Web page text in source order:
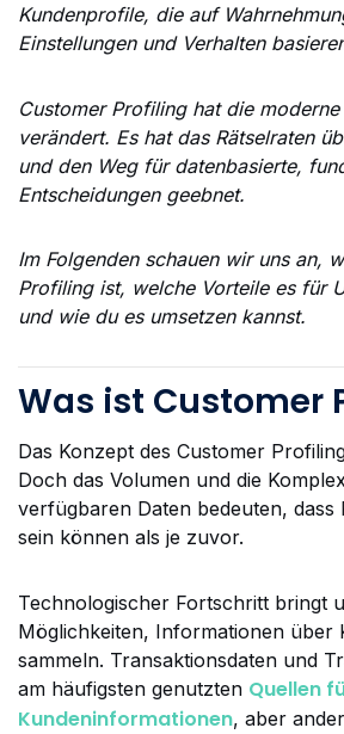
Kundenprofile, die auf
Einstellungen und Verhalten
Customer Profiling hat die
verändert. Es hat das Rätselraten
und den Weg für datenbasierte,
Entscheidungen geebnet.
Im Folgenden schauen wir uns an,
Profiling ist, welche Vorteile es für
und wie du es umsetzen kannst.
Was ist Customer
Das Konzept des Customer
Doch das Volumen und die
verfügbaren Daten bedeuten, dass
sein können als je zuvor.
Technologischer Fortschritt bringt
Möglichkeiten, Informationen über
sammeln. Transaktionsdaten und
am häufigsten genutzten Quellen
Kundeninformationen, aber